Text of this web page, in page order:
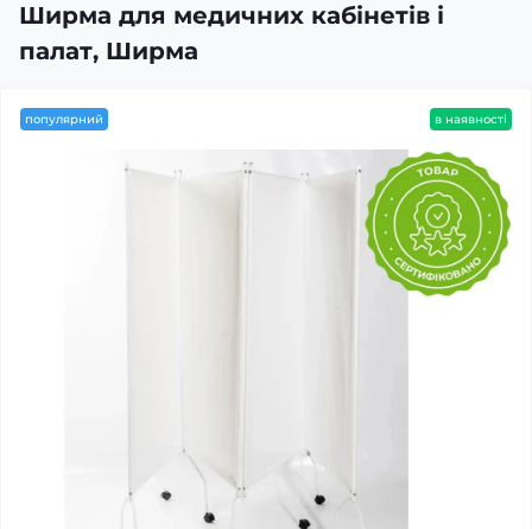
Ширма для медичних кабінетів і
палат, Ширма
популярний в наявності